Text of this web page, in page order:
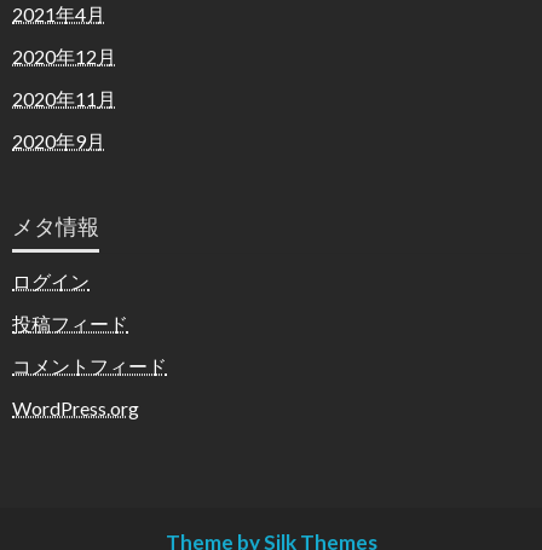
2021年4月
2020年12月
2020年11月
2020年9月
メタ情報
ログイン
投稿フィード
コメントフィード
WordPress.org
Theme by Silk Themes